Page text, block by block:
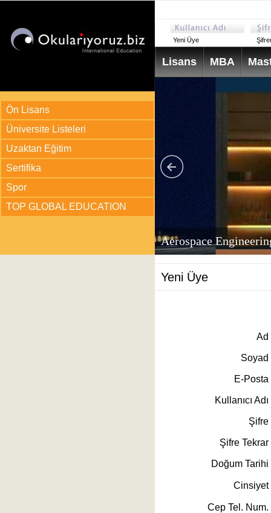
Ön Lisans
Üniversite Listeleri
Uzaktan Eğitim
Sertifika
Spor
TOP GLOBAL EDUCATION
Yeni Üye
Lisans MBA
Aerospace
Yeni Üye
Ad
Soyad
E-Posta
Kullanıcı Adı
Şifre
Şifre Tekrar
Doğum Tarihi
Cinsiyet
Cep Tel. Num.